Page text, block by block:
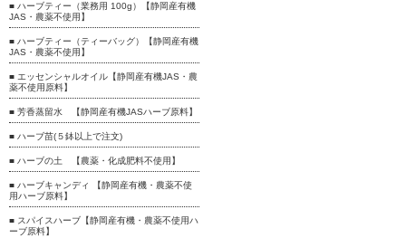
■ ハーブティー（業務用 100g）【静岡産有機
JAS・農薬不使用】
■ ハーブティー（ティーバッグ）【静岡産有機
JAS・農薬不使用】
■ エッセンシャルオイル【静岡産有機JAS・農
薬不使用原料】
■ 芳香蒸留水 【静岡産有機JASハーブ原料】
■ ハーブ苗(５鉢以上で注文)
■ ハーブの土 【農薬・化成肥料不使用】
■ ハーブキャンディ 【静岡産有機・農薬不使
用ハーブ原料】
■ スパイスハーブ【静岡産有機・農薬不使用ハ
ーブ原料】